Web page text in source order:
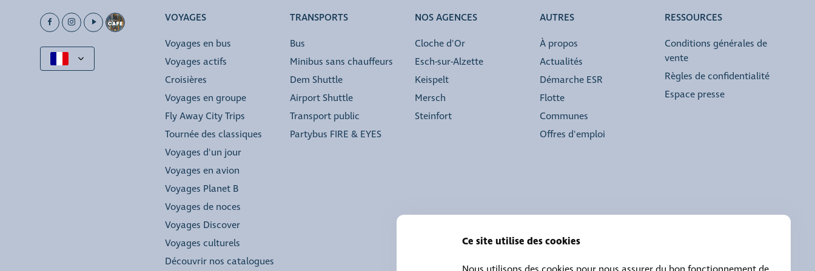
VOYAGES
Voyages en bus
Voyages actifs
Croisières
Voyages en groupe
Fly Away City Trips
Tournée des classiques
Voyages d'un jour
Voyages en avion
Voyages Planet B
Voyages de noces
Voyages Discover
Voyages culturels
Découvrir nos catalogues
TRANSPORTS
Bus
Minibus sans chauffeurs
Dem Shuttle
Airport Shuttle
Transport public
Partybus FIRE & EYES
NOS AGENCES
Cloche d'Or
Esch-sur-Alzette
Keispelt
Mersch
Steinfort
AUTRES
À propos
Actualités
Démarche ESR
Flotte
Communes
Offres d'emploi
RESSOURCES
Conditions générales de
vente
Règles de confidentialité
Espace presse
Ce site utilise des cookies